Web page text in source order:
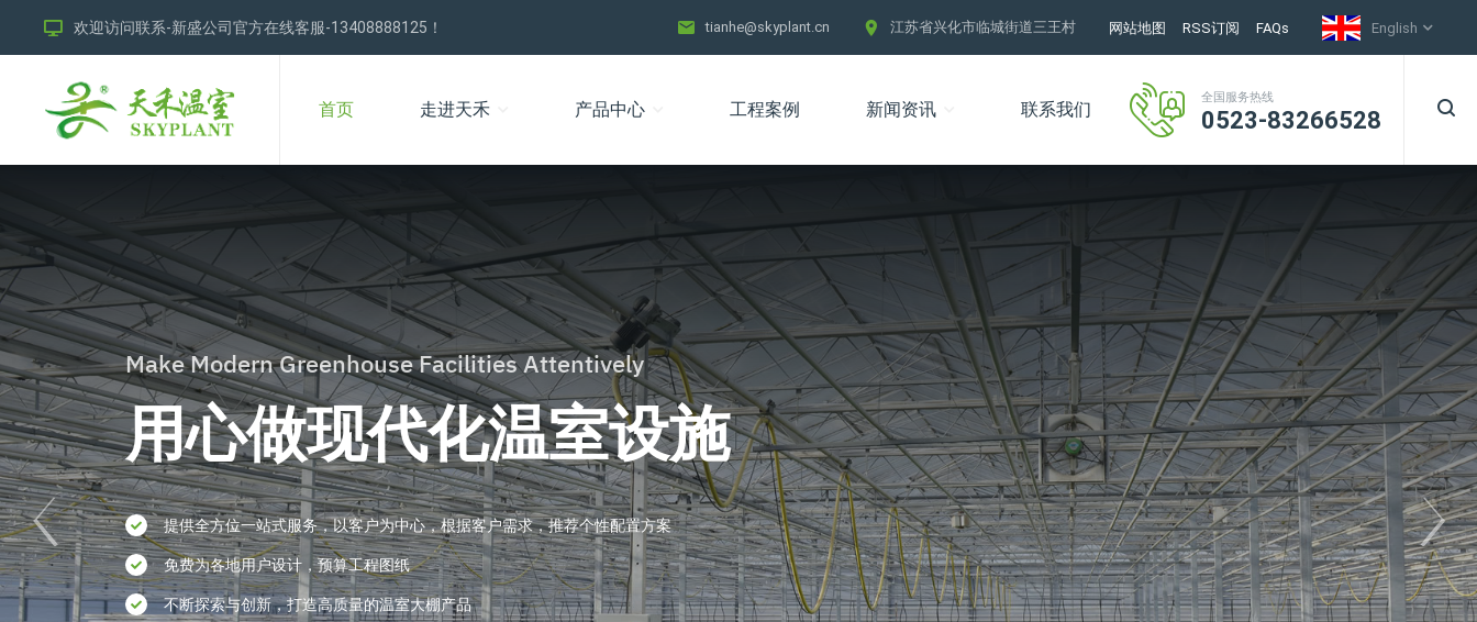
欢迎访问联系-新盛公司官方在线客服-13408888125！ tianhe@skyplant.cn 江苏省兴化市临城街道三王村 网站地图 RSS订阅 FAQs English
首页 走进天禾 产品中心 工程案例 新闻资讯 联系我们
全国服务热线
0523-83266528
Make Modern Greenhouse Facilities Attentively
用心做现代化温室设施
提供全方位一站式服务，以客户为中心，根据客户需求，推荐个性配置方案
免费为各地用户设计，预算工程图纸
不断探索与创新，打造高质量的温室大棚产品